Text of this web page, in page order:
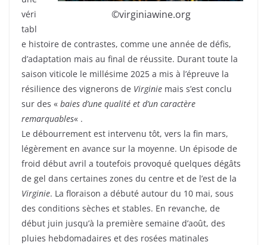
©virginiawine.org
véri
tabl
e histoire de contrastes, comme une année de défis,
d’adaptation mais au final de réussite. Durant toute la
saison viticole le millésime 2025 a mis à l’épreuve la
résilience des vignerons de Virginie mais s’est conclu
sur des « baies d’une qualité et d’un caractère
remarquables« .
Le débourrement est intervenu tôt, vers la fin mars,
légèrement en avance sur la moyenne. Un épisode de
froid début avril a toutefois provoqué quelques dégâts
de gel dans certaines zones du centre et de l’est de la
Virginie. La floraison a débuté autour du 10 mai, sous
des conditions sèches et stables. En revanche, de
début juin jusqu’à la première semaine d’août, des
pluies hebdomadaires et des rosées matinales